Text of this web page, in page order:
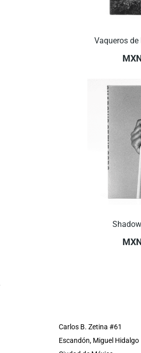
Vaqueros
Carlos B. Zetina #61
Escandón, Miguel Hidalgo